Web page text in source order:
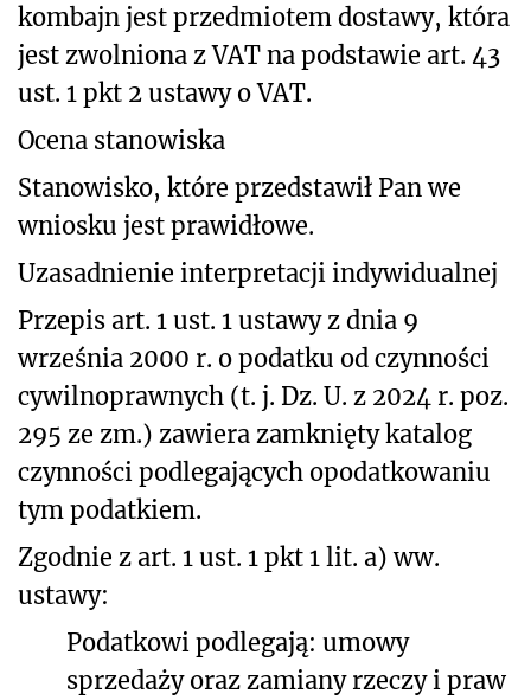
kombajn jest przedmiotem dostawy, która
jest zwolniona z VAT na podstawie art. 43
ust. 1 pkt 2 ustawy o VAT.
Ocena stanowiska
Stanowisko, które przedstawił Pan we
wniosku jest prawidłowe.
Uzasadnienie interpretacji indywidualnej
Przepis art. 1 ust. 1 ustawy z dnia 9
września 2000 r. o podatku od czynności
cywilnoprawnych (t. j. Dz. U. z 2024 r. poz.
295 ze zm.) zawiera zamknięty katalog
czynności podlegających opodatkowaniu
tym podatkiem.
Zgodnie z art. 1 ust. 1 pkt 1 lit. a) ww.
ustawy:
Podatkowi podlegają: umowy
sprzedaży oraz zamiany rzeczy i praw